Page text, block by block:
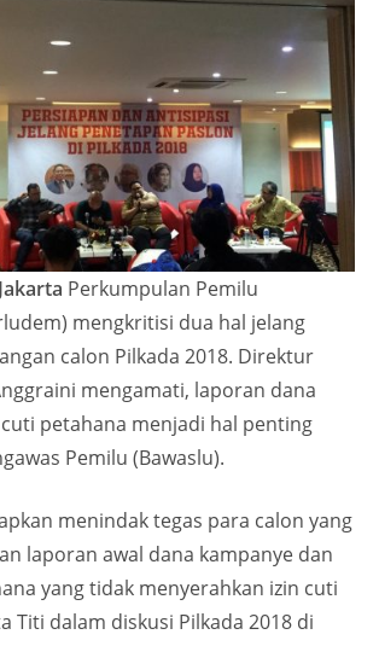
Perkumpulan Pemilu
mengkritisi dua hal jelang
calon Pilkada 2018. Direktur
mengamati, laporan dana
petahana menjadi hal penting
Pemilu (Bawaslu).
menindak tegas para calon yang
laporan awal dana kampanye dan
yang tidak menyerahkan izin cuti
Titi dalam diskusi Pilkada 2018 di